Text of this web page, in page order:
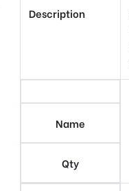
Description
Name
Qty